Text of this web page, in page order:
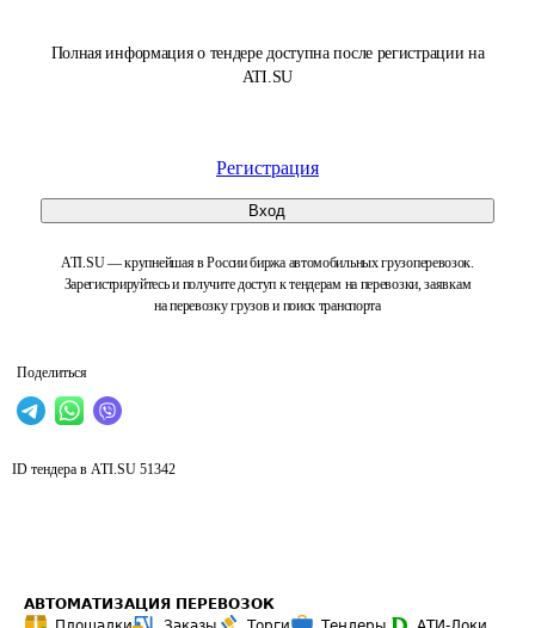
Полная информация о тендере доступна после регистрации на
ATI.SU
Регистрация
Вход
ATI.SU — крупнейшая в России биржа автомобильных грузоперевозок.
Зарегистрируйтесь и получите доступ к тендерам на перевозки, заявкам
на перевозку грузов и поиск транспорта
Поделиться
ID тендера в ATI.SU 51342
АВТОМАТИЗАЦИЯ ПЕРЕВОЗОК